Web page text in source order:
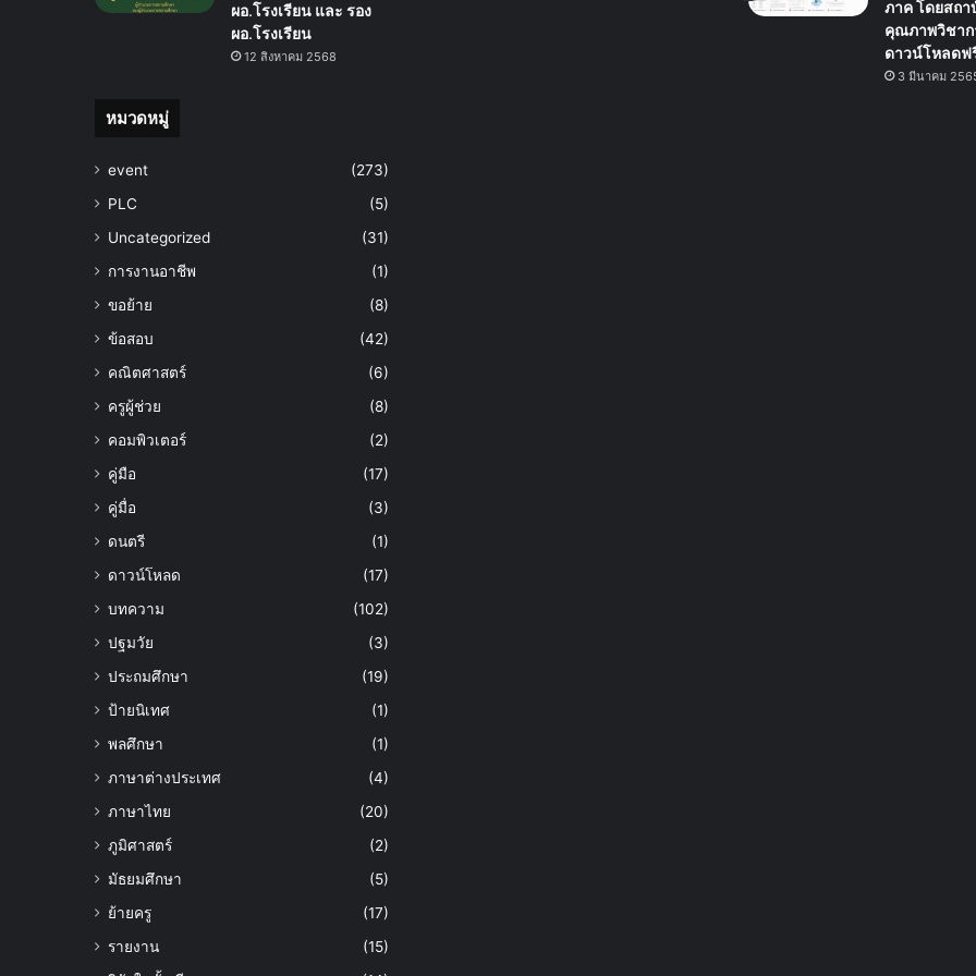
ผอ.โรงเรียน และ รอง
ผอ.โรงเรียน
12 สิงหาคม 2568
หมวดหมู่
event
(273)
PLC
(5)
Uncategorized
(31)
การงานอาชีพ
(1)
ขอย้าย
(8)
ข้อสอบ
(42)
คณิตศาสตร์
(6)
ครูผู้ช่วย
(8)
คอมพิวเตอร์
(2)
คู่มือ
(17)
คู่มื่อ
(3)
ดนตรี
(1)
ดาวน์โหลด
(17)
บทความ
(102)
ปฐมวัย
(3)
ประถมศึกษา
(19)
ป้ายนิเทศ
(1)
พลศึกษา
(1)
ภาษาต่างประเทศ
(4)
ภาษาไทย
(20)
ภูมิศาสตร์
(2)
มัธยมศึกษา
(5)
ย้ายครู
(17)
รายงาน
(15)
ภาค โดยสถ
คุณภาพวิชาก
ดาวน์โหลดฟ
3 มีนาคม